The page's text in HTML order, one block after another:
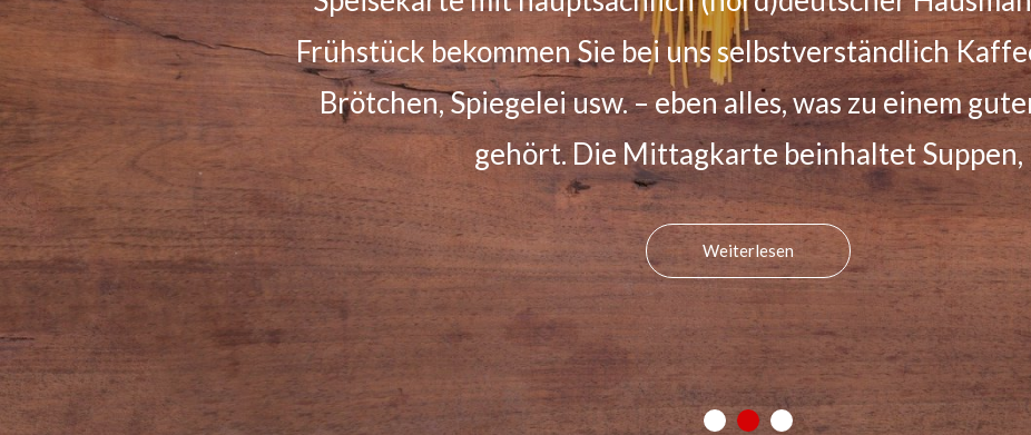
warmem und kaltem Buffet. Nutzen Sie bei Bedarf
Geschirrverleih. Sonderwünsche sehen wir als
freuen uns über jede Anfrage.
Weiterlesen